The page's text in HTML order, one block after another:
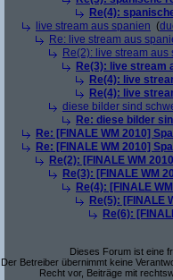
Re(4):
live stream aus spanien (
Re: live stream aus
Re(2): live stream aus
Re(3): live stream
Re(4): live
Re(4): live
diese bilder sind
Re: diese bilder
Re: [FINALE WM 2010]
Re: [FINALE WM 2010]
Re(2): [FINALE WM
Re(3): [FINALE WM
Re(4): [FINALE
Re(5): [FINALE
Re(6):
Dieses Forum ist eine
Der Betreiber übernimmt keine
Recht vor, Beiträge mit